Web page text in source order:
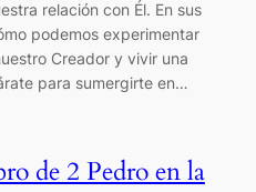
relación con Él. En sus
podemos experimentar
Creador y vivir una
para sumergirte en…
de 2 Pedro en la